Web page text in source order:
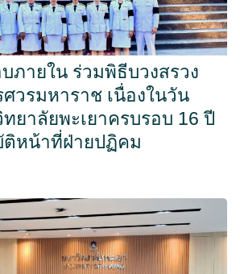
ภายใน ร่วมพิธีบวงสรวง
ศวรมหาราช เนื่องในวัน
ยาลัยพะเยาครบรอบ 16 ปี
หน้าที่ฝ่ายปฏิคม